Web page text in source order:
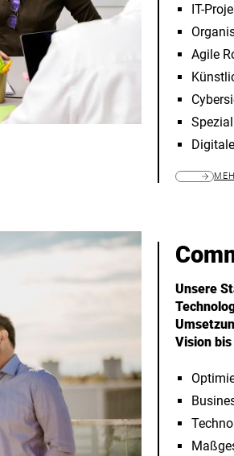
IT-
Agile
Unsere
Vision